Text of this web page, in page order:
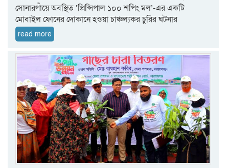
সোনারগাঁয়ে অবস্থিত ‘প্রিন্সিপাল ১০০ শপিং মল’-এর একটি
মোবাইল ফোনের দোকানে হওয়া চাঞ্চল্যকর চুরির ঘটনার
read more